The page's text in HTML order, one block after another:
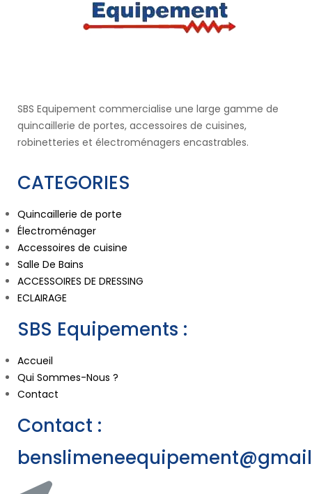
SBS Equipement commercialise une large gamme de
quincaillerie de portes, accessoires de cuisines,
robinetteries et électroménagers encastrables.
CATEGORIES
Quincaillerie de porte
Électroménager
Accessoires de cuisine
Salle De Bains
ACCESSOIRES DE DRESSING
ECLAIRAGE
SBS Equipements :
Accueil
Qui Sommes-Nous ?
Contact
Contact :